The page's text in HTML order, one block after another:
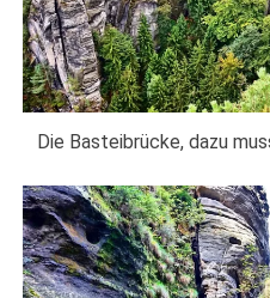
Die Basteibrücke, dazu